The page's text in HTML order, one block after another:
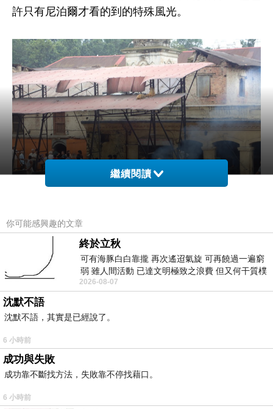
許只有尼泊爾才看的到的特殊風光。
繼續閱讀
你可能感興趣的文章
終於立秋
可有海豚白白靠攏 再次遙迢氣旋 可再饒過一遍窮
弱 雖人間活動 已達文明極致之浪費 但又何干質樸
者 只能白白陪葬
2026-08-07
沈默不語
沈默不語，其實是已經說了。
6 小時前
成功與失敗
成功靠不斷找方法，失敗靠不停找藉口。
6 小時前